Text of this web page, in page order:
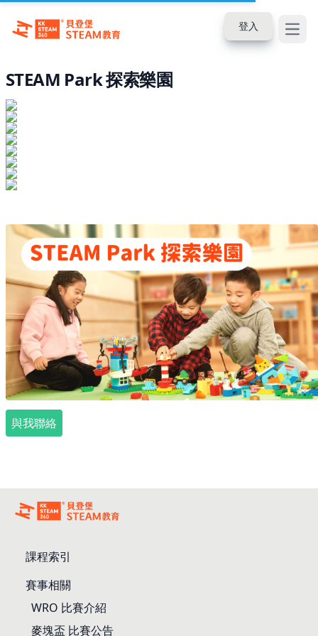
登入
STEAM Park 探索樂園
與我聯絡
課程索引
賽事相關
WRO 比賽介紹
麥塊盃 比賽公告